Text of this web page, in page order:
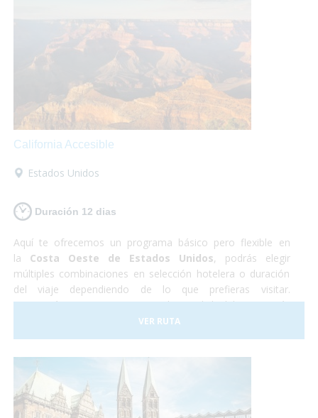
California Accesible
Estados Unidos
Duración 12 dias
Aquí te ofrecemos un programa básico pero flexible en
la Costa Oeste de Estados Unidos, podrás elegir
múltiples combinaciones en selección hotelera o duración
del viaje dependiendo de lo que prefieras visitar.
RecorrerásLas Vegas, capital mundial del ocio más
desenfrenado y la mejor plataforma de salida a las
excursiones alGran Cañóndel Colorado,Los Ángeles, la
favorita de todo el estado de California.
accesible al más puro estilo americano!
VER RUTA